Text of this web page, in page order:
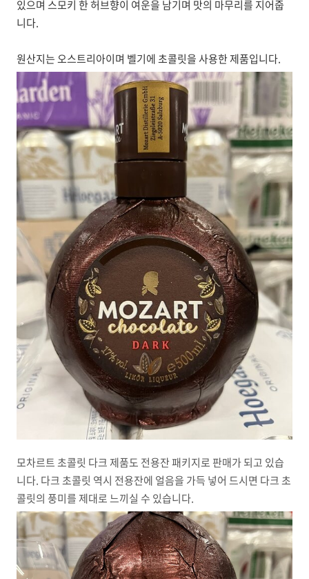
있으며 스모키 한허브향이 여운을 남기며 맛의 마무리를 지어줍
니다.
원산지는오스트리아이며 벨기에 초콜릿을 사용한 제품입니다.
모차르트 초콜릿 다크 제품도 전용잔 패키지로 판매가 되고 있습
니다. 다크 초콜릿 역시 전용잔에 얼음을 가득 넣어 드시면 다크 초
콜릿의 풍미를 제대로 느끼실 수 있습니다.